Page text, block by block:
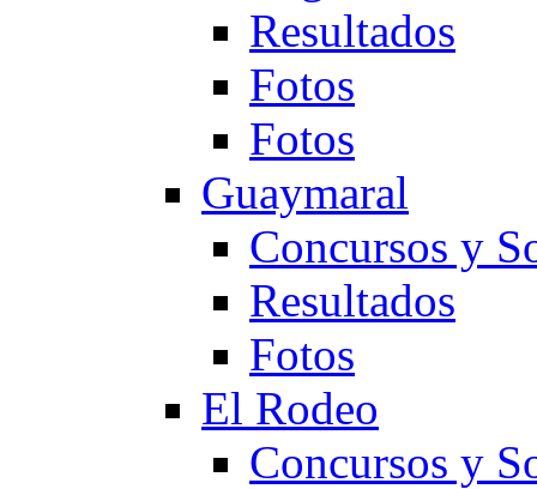
Resultados
Fotos
Fotos
Guaymaral
Concursos y
Resultados
Fotos
El Rodeo
Concursos y